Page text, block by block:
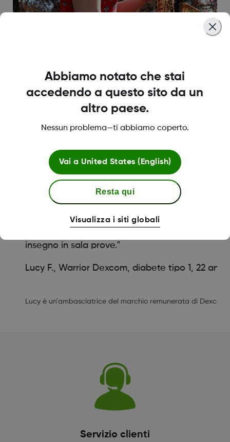
"Il diabete non deve impedire
di raggiungere i propri
obiettivi e sogni"
"CGM Dexcom è stato un vero punto di svolta
per la gestione del mio diabete. Tutte le mie
paure sono diminuite, la mia gestione è
migliorata. Posso controllare i miei valori con
una semplice occhiata al polsoII,¶e poi
prendere subito decisioni terapeutiche.
insegno in sala prove."
Lucy F., Warrior Dexcom, diabete tipo 1, 22 anni
Lucy è un'ambasciatrice del marchio remunerata di Dexcom.
Servizio clienti
Abbiamo notato che stai
accedendo a questo sito da un
altro paese.
Nessun problema—ti abbiamo coperto.
Vai a United States (English)
Resta qui
Visualizza i siti globali